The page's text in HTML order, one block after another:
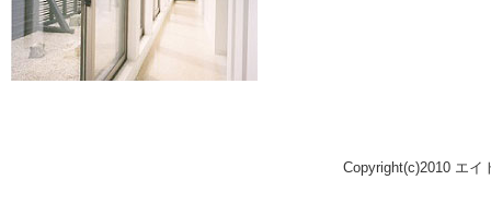
Copyright(c)2010 エイ